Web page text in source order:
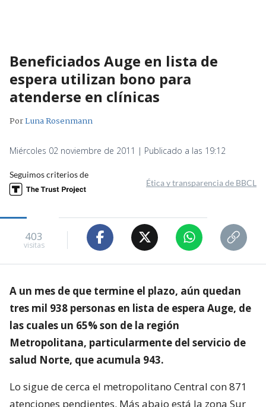
Beneficiados Auge en lista de
espera utilizan bono para
atenderse en clínicas
PorLuna Rosenmann
Miércoles 02 noviembre de 2011 | Publicado a las 19:12
Seguimos criterios de
Ética y transparencia de BBCL
403
visitas
A un mes de que termine el plazo, aún quedan
tres mil 938 personas en lista de espera Auge, de
las cuales un 65% son de la región
Metropolitana, particularmente del servicio de
salud Norte, que acumula 943.
Lo sigue de cerca el metropolitano Central con 871
atenciones pendientes. Más abajo está la zona Sur